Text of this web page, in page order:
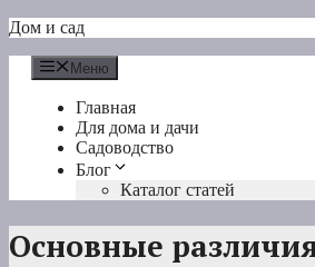
Перейти
содержимому
Дом и сад
Меню
Главная
Для дома и дачи
Садоводство
Блог
Каталог статей
Основные